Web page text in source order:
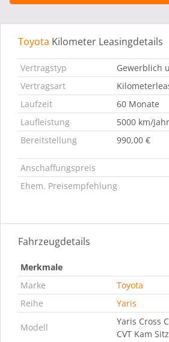
Leasingdetails Fahrzeugdetails
Toyota Kilometer Leasingdetails
Vertragstyp
Gewerblich
Vertragsart
Laufzeit
60 Monate
Laufleistung
5000 km/Jahr
Bereitstellung
990,00 €
Anschaffungspreis
Ehem. Preisempfehlung
Fahrzeugdetails
Merkmale
Marke
Toyota
Reihe
Yaris
Modell
Yaris Cross
CVT Kam